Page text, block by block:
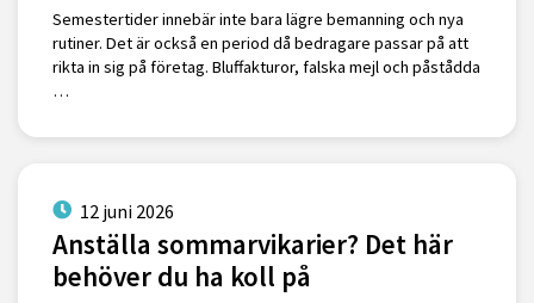
Semestertider innebär inte bara lägre bemanning och nya
rutiner. Det är också en period då bedragare passar på att
rikta in sig på företag. Bluffakturor, falska mejl och påstådda
…
12 juni 2026
Anställa sommarvikarier? Det här
behöver du ha koll på